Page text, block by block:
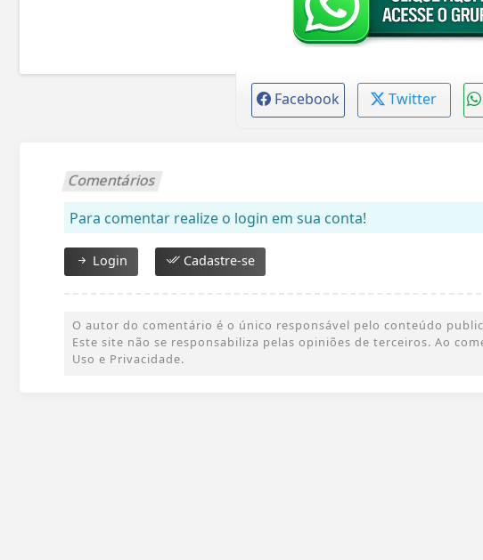
Facebook Twitter
Comentários
Para comentar realize o login em sua conta!
Login Cadastre-se
O autor do comentário é o único responsável pelo conteúdo
Este site não se responsabiliza pelas opiniões de terceiros. Ao
Uso e Privacidade.